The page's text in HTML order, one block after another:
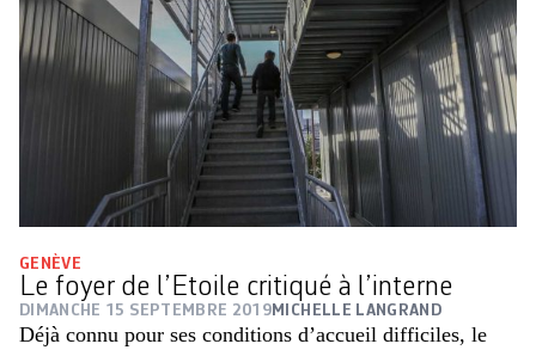
GENÈVE
Le foyer de l’Etoile critiqué à l’interne
DIMANCHE 15 SEPTEMBRE 2019 MICHELLE LANGRAND
Déjà connu pour ses conditions d’accueil difficiles, le